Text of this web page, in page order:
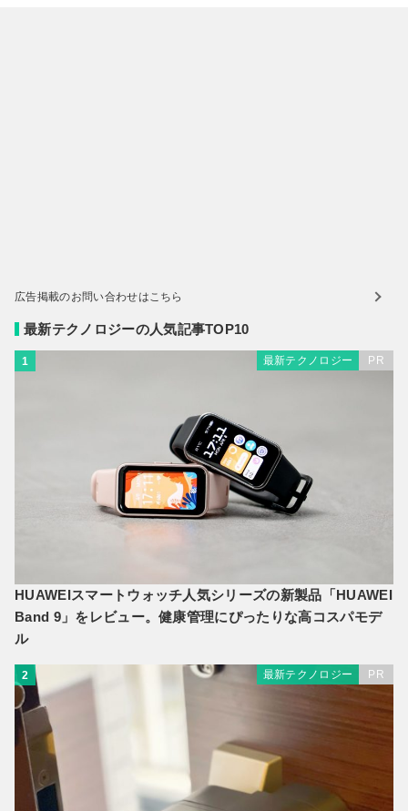
広告掲載のお問い合わせはこちら
最新テクノロジーの人気記事TOP10
1 最新テクノロジー PR
HUAWEIスマートウォッチ人気シリーズの新製品「HUAWEI
Band 9」をレビュー。健康管理にぴったりな高コスパモデ
ル
2 最新テクノロジー PR